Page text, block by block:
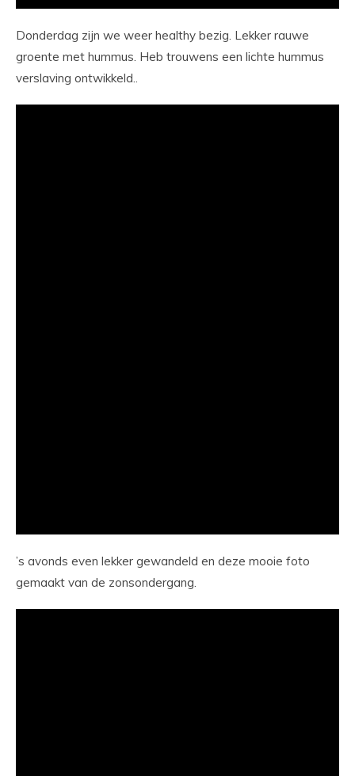
Donderdag zijn we weer healthy bezig. Lekker rauwe
groente met hummus. Heb trouwens een lichte hummus
verslaving ontwikkeld..
’s avonds even lekker gewandeld en deze mooie foto
gemaakt van de zonsondergang.